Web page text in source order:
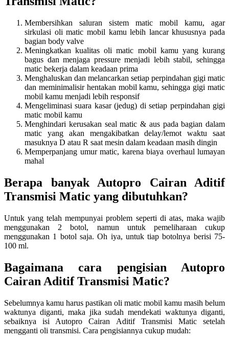
Membersihkan saluran sistem matic mobil kamu, agar
sirkulasi oli matic mobil kamu lebih lancar khususnya pada
bagian body valve
Meningkatkan kualitas oli matic mobil kamu yang kurang
bagus dan menjaga pressure menjadi lebih stabil, sehingga
matic bekerja dalam keadaan prima
Menghaluskan dan melancarkan setiap perpindahan gigi matic
dan meminimalisir hentakan mobil kamu, sehingga gigi matic
mobil kamu menjadi lebih responsif
Mengeliminasi suara kasar (jedug) di setiap perpindahan gigi
matic mobil kamu
Menghindari kerusakan seal matic & aus pada bagian dalam
matic yang akan mengakibatkan delay/lemot waktu saat
masuknya D atau R saat mesin dalam keadaan masih dingin
Memperpanjang umur matic, karena biaya overhaul lumayan
mahal
Berapa banyak Autopro Cairan Aditif
Transmisi Matic yang dibutuhkan?
Untuk yang telah mempunyai problem seperti di atas, maka wajib
menggunakan 2 botol, namun untuk pemeliharaan cukup
menggunakan 1 botol saja. Oh iya, untuk tiap botolnya berisi 75-
100 ml.
Bagaimana cara pengisian Autopro
Cairan Aditif Transmisi Matic?
Sebelumnya kamu harus pastikan oli matic mobil kamu masih belum
waktunya diganti, maka jika sudah mendekati waktunya diganti,
sebaiknya isi Autopro Cairan Aditif Transmisi Matic setelah
mengganti oli transmisi. Cara pengisiannya cukup mudah: